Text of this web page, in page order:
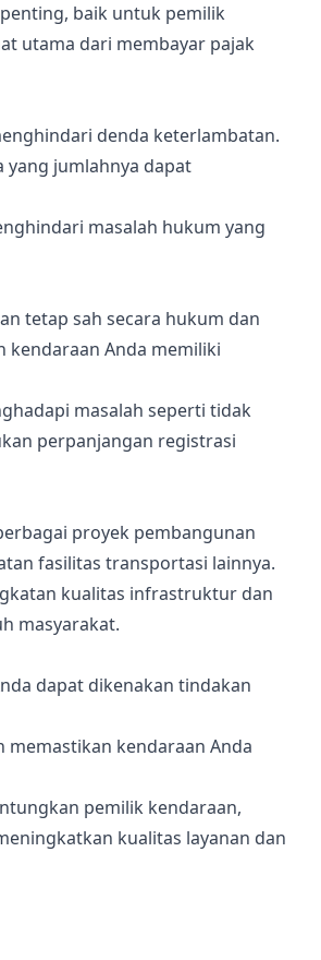
baik untuk pemilik
utama dari membayar pajak
denda keterlambatan.
yang jumlahnya dapat
masalah hukum yang
tetap sah secara hukum dan
Anda memiliki
masalah seperti tidak
perpanjangan registrasi
proyek pembangunan
fasilitas transportasi lainnya.
kualitas infrastruktur dan
masyarakat.
dapat dikenakan tindakan
kendaraan Anda
pemilik kendaraan,
kualitas layanan dan